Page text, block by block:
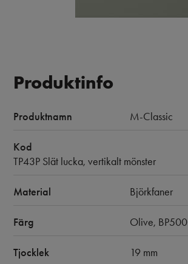
Produktinfo
Produktnamn M-Classic
Kod
TP43P Slät lucka, vertikalt mönster
Material Björkfaner
Färg Olive, BP500
Tjocklek 19 mm